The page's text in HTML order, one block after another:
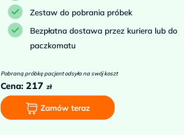
Zestaw do pobrania próbek
Bezpłatna dostawa przez kuriera lub do
paczkomatu
Pobraną próbkę pacjent odsyła na swój koszt
Cena: 217zł
Zamów teraz